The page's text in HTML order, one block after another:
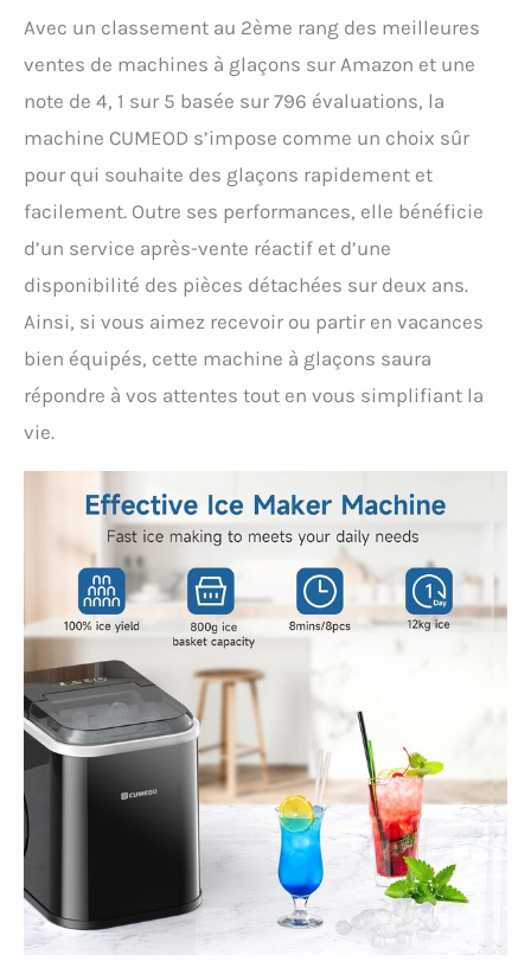
par Cumeod.
Avec un classement au 2ème rang des meilleures
ventes de machines à glaçons sur Amazon et une
note de 4, 1 sur 5 basée sur 796 évaluations, la
machine CUMEOD s’impose comme un choix sûr
pour qui souhaite des glaçons rapidement et
facilement. Outre ses performances, elle bénéficie
d’un service après-vente réactif et d’une
disponibilité des pièces détachées sur deux ans.
Ainsi, si vous aimez recevoir ou partir en vacances
bien équipés, cette machine à glaçons saura
répondre à vos attentes tout en vous simplifiant la
vie.